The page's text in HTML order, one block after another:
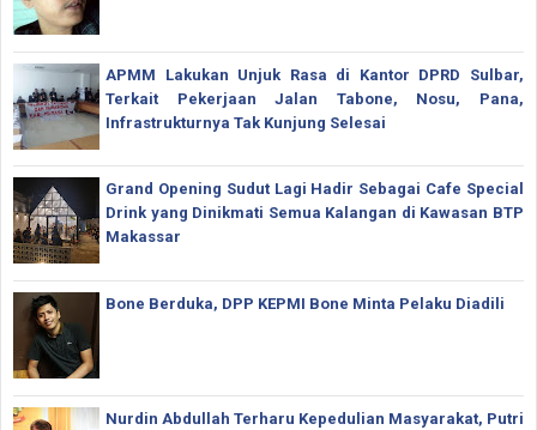
APMM Lakukan Unjuk Rasa di Kantor DPRD Sulbar,
Terkait Pekerjaan Jalan Tabone, Nosu, Pana,
Infrastrukturnya Tak Kunjung Selesai
Grand Opening Sudut Lagi Hadir Sebagai Cafe Special
Drink yang Dinikmati Semua Kalangan di Kawasan BTP
Makassar
Bone Berduka, DPP KEPMI Bone Minta Pelaku Diadili
Nurdin Abdullah Terharu Kepedulian Masyarakat, Putri